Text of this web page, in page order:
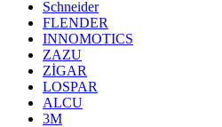
Schneider
FLENDER
INNOMOTICS
ZAZU
ZİGAR
LOSPAR
ALCU
3M